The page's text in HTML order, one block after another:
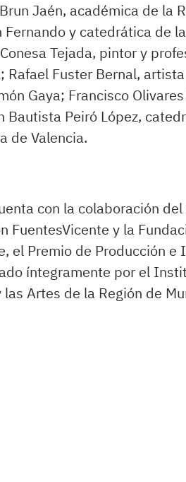
Jaén, académica de la
Fernando y catedrática de
Tejada, pintor y
Rafael Fuster Bernal,
Gaya; Francisco
Bautista Peiró López,
de Valencia.
con la colaboración
FuentesVicente y la
el Premio de Producción e
íntegramente por el
Artes de la Región de